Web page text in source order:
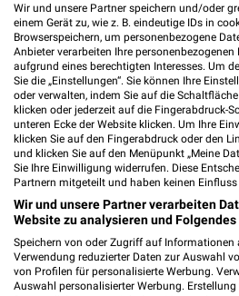
Invictus Games Filialen
Düsseldorf
Noch mehr
Wir und unsere Partner speichern und/oder
einem Gerät zu, wie z. B. eindeutige IDs in
Browserspeichern, um personenbezogene
Anbieter verarbeiten Ihre
aufgrund eines berechtigten Interesses. Um
Sie die „Einstellungen“. Sie können Ihre
oder verwalten, indem Sie auf die
klicken oder jederzeit auf die Fingerabdruck-
unteren Ecke der Website klicken. Um Ihre
klicken Sie auf den Fingerabdruck oder den
und klicken Sie auf den Menüpunkt „Meine
Sie Ihre Einwilligung widerrufen. Diese
Partnern mitgeteilt und haben keinen
Wir und unsere Partner verarbeiten
Website zu analysieren und Folgendes
Speichern von oder Zugriff auf Informationen
Verwendung reduzierter Daten zur Auswahl
von Profilen für personalisierte Werbung.
Auswahl personalisierter Werbung.